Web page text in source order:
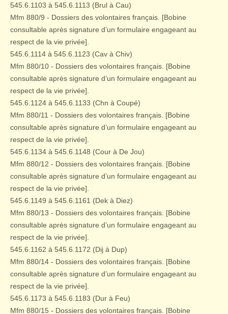
545.6.1103 à 545.6.1113 (Brul à Cau)
Mfm 880/9 - Dossiers des volontaires français. [Bobine
consultable après signature d’un formulaire engageant au
respect de la vie privée].
545.6.1114 à 545.6.1123 (Cav à Chiv)
Mfm 880/10 - Dossiers des volontaires français. [Bobine
consultable après signature d’un formulaire engageant au
respect de la vie privée].
545.6.1124 à 545.6.1133 (Chn à Coupé)
Mfm 880/11 - Dossiers des volontaires français. [Bobine
consultable après signature d’un formulaire engageant au
respect de la vie privée].
545.6.1134 à 545.6.1148 (Cour à De Jou)
Mfm 880/12 - Dossiers des volontaires français. [Bobine
consultable après signature d’un formulaire engageant au
respect de la vie privée].
545.6.1149 à 545.6.1161 (Dek à Diez)
Mfm 880/13 - Dossiers des volontaires français. [Bobine
consultable après signature d’un formulaire engageant au
respect de la vie privée].
545.6.1162 à 545.6.1172 (Dij à Dup)
Mfm 880/14 - Dossiers des volontaires français. [Bobine
consultable après signature d’un formulaire engageant au
respect de la vie privée].
545.6.1173 à 545.6.1183 (Dur à Feu)
Mfm 880/15 - Dossiers des volontaires français. [Bobine